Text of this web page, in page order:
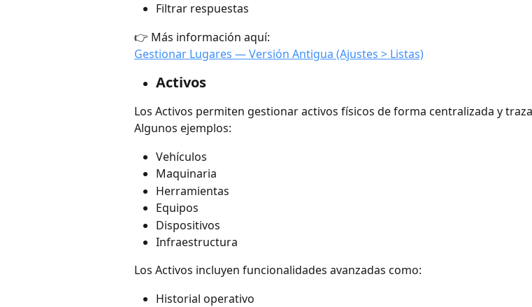
Filtrar respuestas
👉 Más información aquí:
Gestionar Lugares — Versión Antigua (Ajustes > Listas)
Activos
Los Activos permiten gestionar activos físicos de forma centralizada y
Algunos ejemplos:
Vehículos
Maquinaria
Herramientas
Equipos
Dispositivos
Infraestructura
Los Activos incluyen funcionalidades avanzadas como:
Historial operativo